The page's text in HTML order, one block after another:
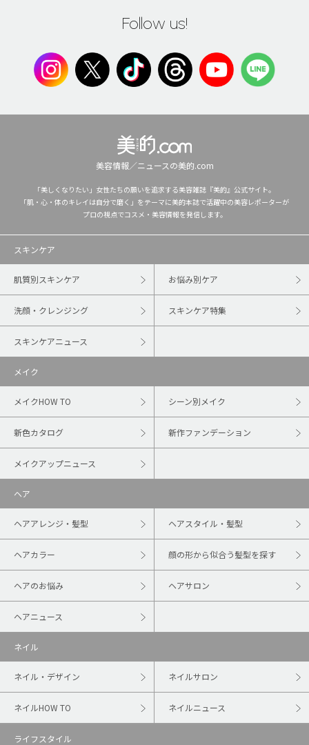
Follow us!
美容情報／ニュースの美的.com
「美しくなりたい」女性たちの願いを追求する美容雑誌『美的』公式サイト。
「肌・心・体のキレイは自分で磨く」をテーマに美的本誌で活躍中の美容レポーターが
プロの視点でコスメ・美容情報を発信します。
スキンケア
肌質別スキンケア お悩み別ケア
洗顔・クレンジング スキンケア特集
スキンケアニュース
メイク
メイクHOW TO シーン別メイク
新色カタログ 新作ファンデーション
メイクアップニュース
ヘア
ヘアアレンジ・髪型 ヘアスタイル・髪型
ヘアカラー 顔の形から似合う髪型を探す
ヘアのお悩み ヘアサロン
ヘアニュース
ネイル
ネイル・デザイン ネイルサロン
ネイルHOW TO ネイルニュース
ライフスタイル